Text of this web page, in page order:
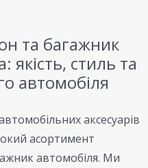
та багажник
якість, стиль та
автомобіля
аксесуарів
асортимент
автомобіля. Ми